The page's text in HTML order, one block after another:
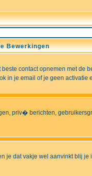
Bewerkingen
contact opnemen met
in je email of je geen activatie
priv� berichten,
dat vakje wel aanvinkt blij